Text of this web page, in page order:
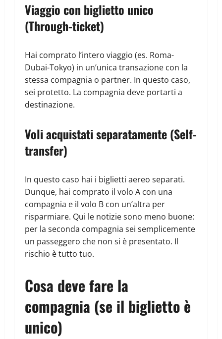
Viaggio con biglietto unico
(Through-ticket)
Hai comprato l’intero viaggio (es. Roma-
Dubai-Tokyo) in un’unica transazione con la
stessa compagnia o partner. In questo caso,
sei protetto. La compagnia deve portarti a
destinazione.
Voli acquistati separatamente (Self-
transfer)
In questo caso hai i biglietti aereo separati.
Dunque, hai comprato il volo A con una
compagnia e il volo B con un’altra per
risparmiare. Qui le notizie sono meno buone:
per la seconda compagnia sei semplicemente
un passeggero che non si è presentato. Il
rischio è tutto tuo.
Cosa deve fare la
compagnia (se il biglietto è
unico)